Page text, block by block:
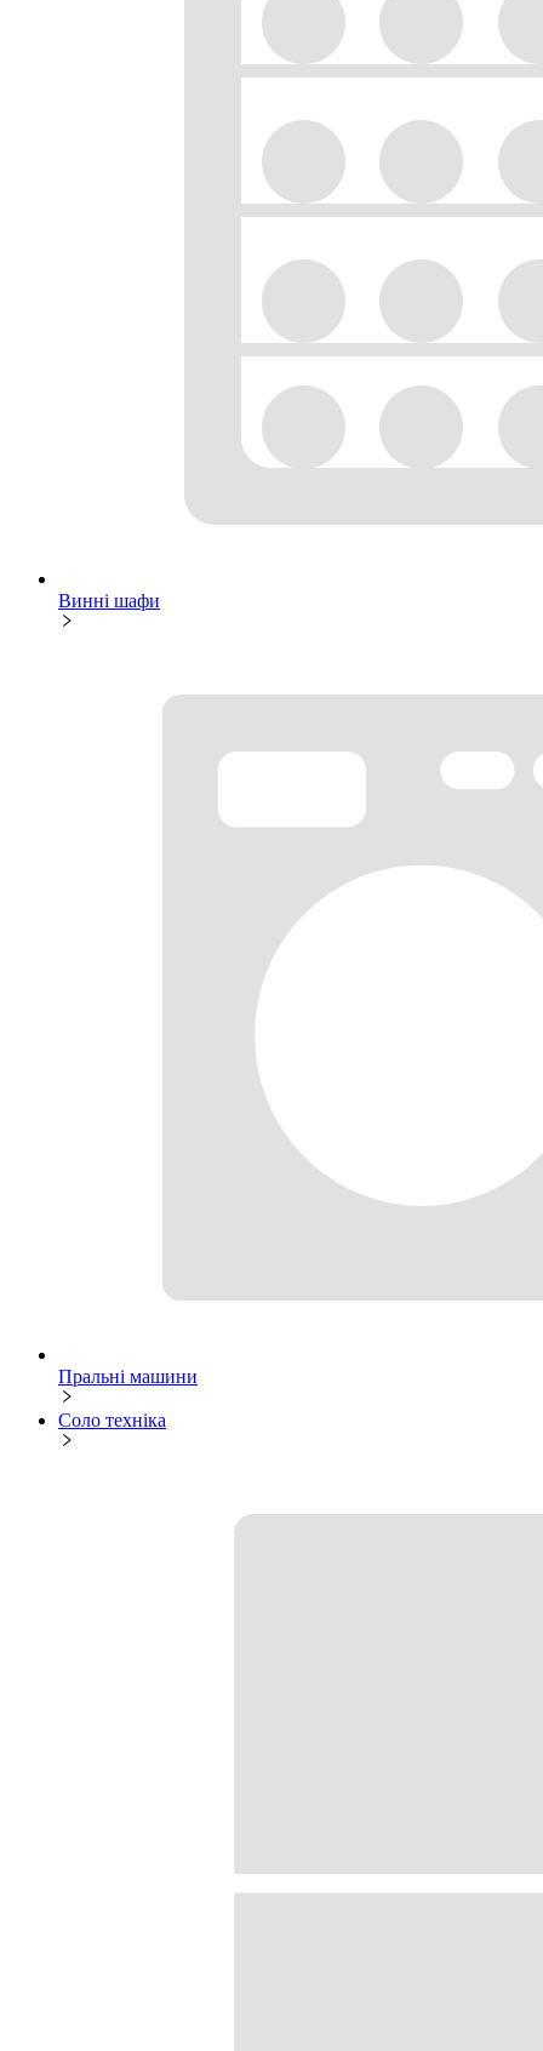
Винні шафи
Пральні машини
Соло техніка